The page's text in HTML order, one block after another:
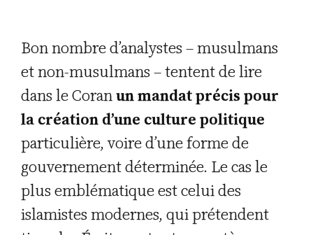
Bon nombre d’analystes – musulmans
et non-musulmans – tentent de lire
dans le Coranun mandat précis pour
la création d’une culture politique
particulière, voire d’une forme de
gouvernement déterminée. Le cas le
plus emblématique est celui des
islamistes modernes, qui prétendent